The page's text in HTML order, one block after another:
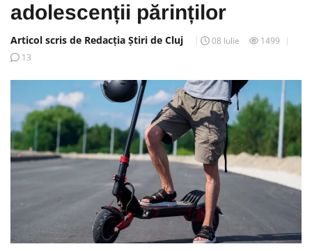
adolescenții părinților
Articol scris de Redacția Știri de Cluj 08 Iulie
1499
13